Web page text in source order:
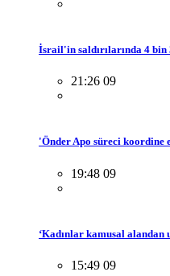
İsrail'in saldırılarında 4
21:26 09
'Önder Apo süreci koordine
19:48 09
‘Kadınlar kamusal alandan
15:49 09